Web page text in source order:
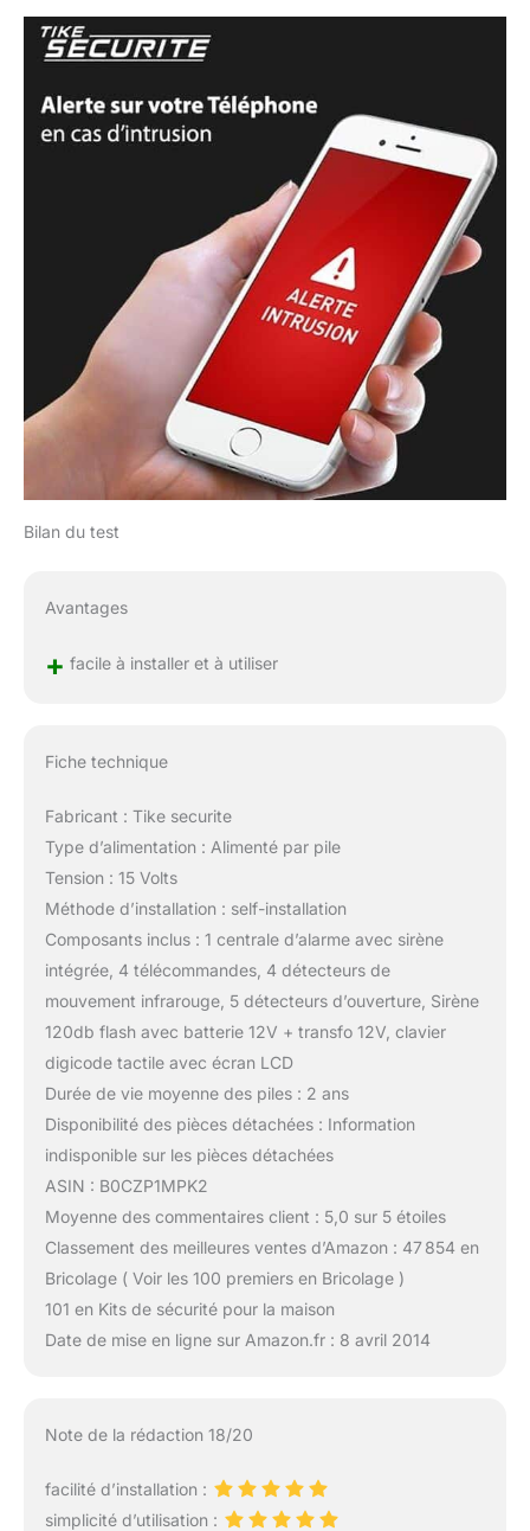
Bilan du test
Avantages
+ facile à installer et à utiliser
Fiche technique
Fabricant : Tike securite
Type d’alimentation : Alimenté par pile
Tension : 15 Volts
Méthode d’installation : self-installation
Composants inclus : 1 centrale d’alarme avec sirène
intégrée, 4 télécommandes, 4 détecteurs de
mouvement infrarouge, 5 détecteurs d’ouverture, Sirène
120db flash avec batterie 12V + transfo 12V, clavier
digicode tactile avec écran LCD
Durée de vie moyenne des piles : 2 ans
Disponibilité des pièces détachées : Information
indisponible sur les pièces détachées
ASIN : B0CZP1MPK2
Moyenne des commentaires client : 5,0 sur 5 étoiles
Classement des meilleures ventes d’Amazon : 47 854 en
Bricolage ( Voir les 100 premiers en Bricolage )
101 en Kits de sécurité pour la maison
Date de mise en ligne sur Amazon.fr : 8 avril 2014
Note de la rédaction 18/20
facilité d’installation :
simplicité d’utilisation :